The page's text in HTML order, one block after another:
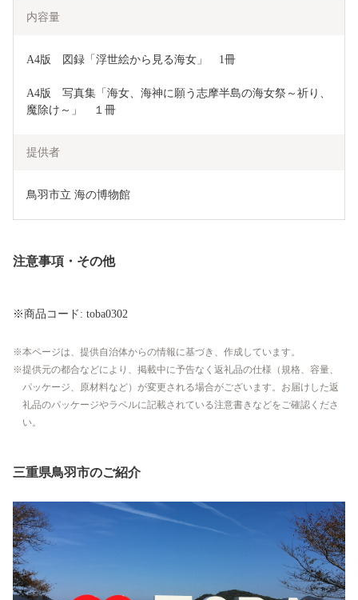
内容量
A4版　図録「浮世絵から見る海女」　1冊
A4版　写真集「海女、海神に願う志摩半島の海女祭～祈り、
魔除け～」　１冊
提供者
鳥羽市立 海の博物館
注意事項・その他
※商品コード: toba0302
本ページは、提供自治体からの情報に基づき、作成しています。
提供元の都合などにより、掲載中に予告なく返礼品の仕様（規格、容量、
パッケージ、原材料など）が変更される場合がございます。お届けした返
礼品のパッケージやラベルに記載されている注意書きなどをご確認くださ
い。
三重県鳥羽市のご紹介